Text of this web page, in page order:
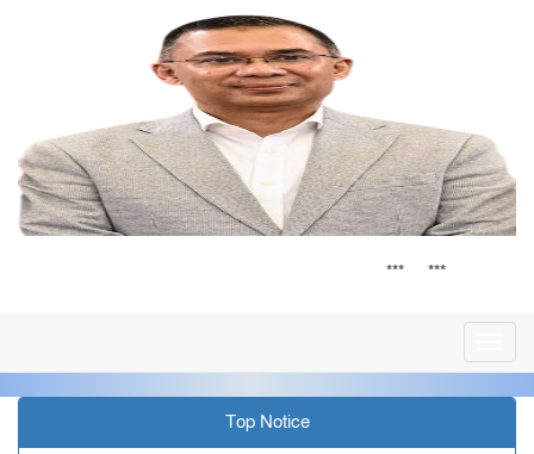
*** নির্বাচনি
Top Notice